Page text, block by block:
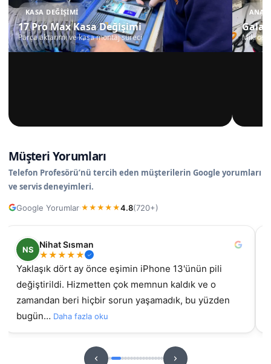
KASA DEĞIŞIMI
17 Pro Max Kasa Değişimi
Parça aktarımı ve kasa montaj süreci
Müşteri Yorumları
Telefon Profesörü’nü tercih eden müşterilerin Google yorumları
ve servis deneyimleri.
Google Yorumlar·★ ★ ★ ★ ★4.8(720+)
NS
Nihat Sısman
★★★★★
Yaklaşık dört ay önce eşimin iPhone 13'ünün pili
değiştirildi. Hizmetten çok memnun kaldık ve o
zamandan beri hiçbir sorun yaşamadık, bu yüzden
bugün… Daha fazla oku